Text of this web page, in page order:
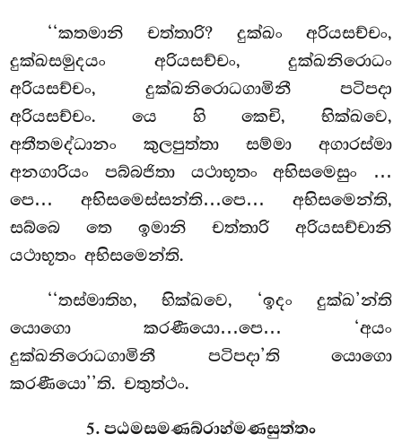
‘‘කතමානි චත්තාරි? දුක්ඛං අරියසච්චං,
දුක්ඛසමුදයං අරියසච්චං, දුක්ඛනිරොධං
අරියසච්චං, දුක්ඛනිරොධගාමිනී පටිපදා
අරියසච්චං. යෙ හි කෙචි, භික්ඛවෙ,
අතීතමද්ධානං කුලපුත්තා සම්මා අගාරස්මා
අනගාරියං පබ්බජිතා යථාභූතං අභිසමෙසුං
…
පෙ… අභිසමෙස්සන්ති…පෙ… අභිසමෙන්ති,
සබ්බෙ තෙ ඉමානි චත්තාරි අරියසච්චානි
යථාභූතං අභිසමෙන්ති.
‘‘තස්මාතිහ, භික්ඛවෙ, ‘ඉදං දුක්ඛ’න්ති
යොගො කරණීයො…පෙ… ‘අයං
දුක්ඛනිරොධගාමිනී පටිපදා’ති යොගො
කරණීයො’’ති. චතුත්ථං.
5. පඨමසමණබ්රාහ්මණසුත්තං